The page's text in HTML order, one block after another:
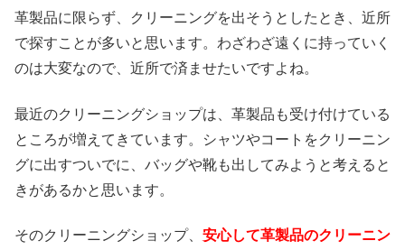
革製品に限らず、クリーニングを出そうとしたとき、近所
で探すことが多いと思います。わざわざ遠くに持っていく
のは大変なので、近所で済ませたいですよね。
最近のクリーニングショップは、革製品も受け付けている
ところが増えてきています。シャツやコートをクリーニン
グに出すついでに、バッグや靴も出してみようと考えると
きがあるかと思います。
そのクリーニングショップ、 安心して革製品のクリーニン